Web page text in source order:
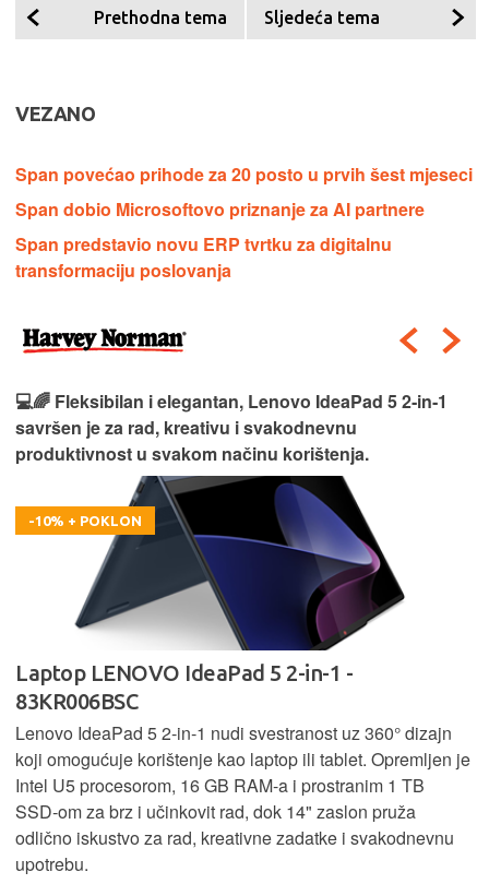
Prethodna tema Sljedeća tema
VEZANO
Span povećao prihode za 20 posto u prvih šest mjeseci
Span dobio Microsoftovo priznanje za AI partnere
Span predstavio novu ERP tvrtku za digitalnu
transformaciju poslovanja
💻🌈 Fleksibilan i elegantan, Lenovo IdeaPad 5 2‑in‑1
savršen je za rad, kreativu i svakodnevnu
produktivnost u svakom načinu korištenja.
-10% + POKLON
Laptop LENOVO IdeaPad 5 2-in-1 -
83KR006BSC
Lenovo IdeaPad 5 2‑in‑1 nudi svestranost uz 360° dizajn
koji omogućuje korištenje kao laptop ili tablet. Opremljen je
Intel U5 procesorom, 16 GB RAM-a i prostranim 1 TB
SSD‑om za brz i učinkovit rad, dok 14" zaslon pruža
odlično iskustvo za rad, kreativne zadatke i svakodnevnu
upotrebu.